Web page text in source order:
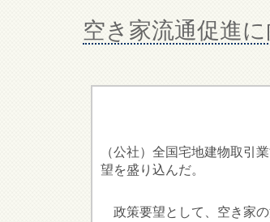
空き家流通促進
（公社）全国宅地建物取引
望を盛り込んだ。
政策要望として、空き家の